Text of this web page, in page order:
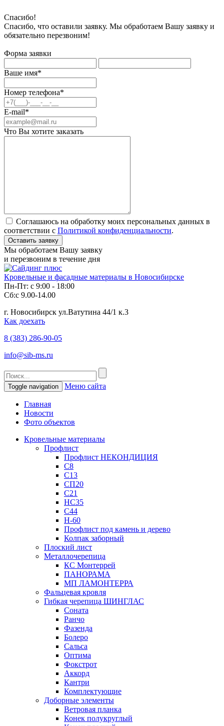
Спасибо!
Спасибо, что оставили заявку. Мы обработаем Вашу заявку и
обязательно перезвоним!
Форма заявки
Ваше имя*
Номер телефона*
E-mail*
Что Вы хотите заказать
Соглашаюсь на обработку моих персональных данных в
соответствии с Политикой конфиденциальности.
Мы обработаем Вашу заявку
и перезвоним в течение дня
Кровельные и фасадные материалы в Новосибирске
Пн-Пт: с 9:00 - 18:00
Сб:с 9.00-14.00
г. Новосибирск ул.Ватутина 44/1 к.3
Как доехать
8 (383) 286-90-05
info@sib-ms.ru
Toggle navigation Меню сайта
Главная
Новости
Фото объектов
Кровельные материалы
Профлист
Профлист НЕКОНДИЦИЯ
С8
С13
СП20
С21
НС35
С44
Н-60
Профлист под камень и дерево
Колпак заборный
Плоский лист
Металлочерепица
КС Монтеррей
ПАНОРАМА
МП ЛАМОНТЕРРА
Фальцевая кровля
Гибкая черепица ШИНГЛАС
Соната
Ранчо
Фазенда
Болеро
Сальса
Оптима
Фокстрот
Аккорд
Кантри
Комплектующие
Доборные элементы
Ветровая планка
Конек полукруглый